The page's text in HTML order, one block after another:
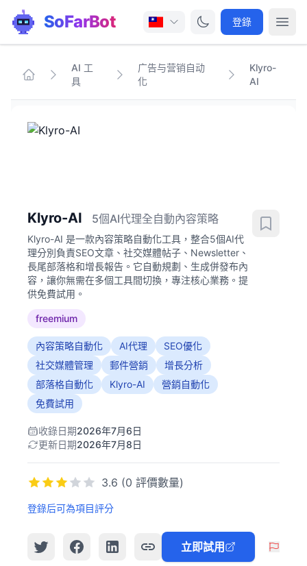
SoFarBot 登錄
AI 工
具
广告与营销自动
化
Klyro-
AI
Klyro-AI 5個AI代理全自動內容策略
Klyro-AI 是一款內容策略自動化工具，整合5個AI代
理分別負責SEO文章、社交媒體帖子、Newsletter、
長尾部落格和增長報告。它自動規劃、生成併發布內
容，讓你無需在多個工具間切換，專注核心業務。提
供免費試用。
freemium
內容策略自動化 AI代理
SEO優化
社交媒體管理
郵件營銷
增長分析
部落格自動化
Klyro-AI
營銷自動化
免費試用
收錄日期2026年7月6日
更新日期2026年7月8日
3.6 (0 評價數量)
登錄后可為項目評分
立即試用